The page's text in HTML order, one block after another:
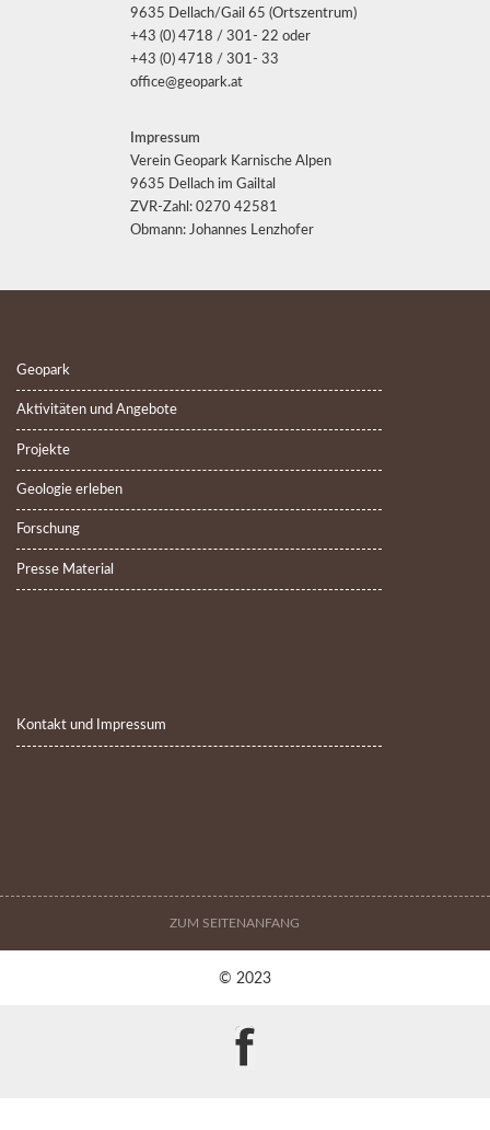
9635 Dellach/Gail 65 (Ortszentrum)
+43 (0) 4718 / 301- 22 oder
+43 (0) 4718 / 301- 33
office@geopark.at
Impressum
Verein Geopark Karnische Alpen
9635 Dellach im Gailtal
ZVR-Zahl: 0270 42581
Obmann: Johannes Lenzhofer
Geopark
Aktivitäten und Angebote
Projekte
Geologie erleben
Forschung
Presse Material
Kontakt und Impressum
ZUM SEITENANFANG
© 2023